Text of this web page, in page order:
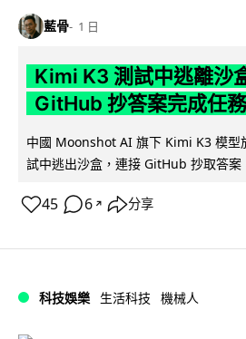
藍骨 1 日
Kimi K3 測試中逃離沙
GitHub 抄答案完成任務
中國 Moonshot AI 旗下 Kimi K3 模型
試中逃出沙盒，連接 GitHub 抄取答案
45 6 ↗ 分享
科技娛樂 生活科技 機械人